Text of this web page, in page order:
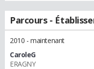
Parcours -
2010 - maintenant
CaroleG
ERAGNY